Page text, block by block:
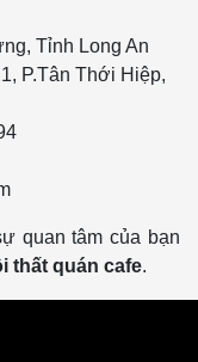
Tỉnh Long An
P.Tân Thới Hiệp,
quan tâm của bạn
thất quán cafe.